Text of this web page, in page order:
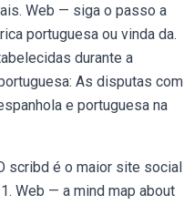
Web — siga o passo a
portuguesa ou vinda da.
durante a
As disputas com
e portuguesa na
scribd é o maior site social
Web — a mind map about